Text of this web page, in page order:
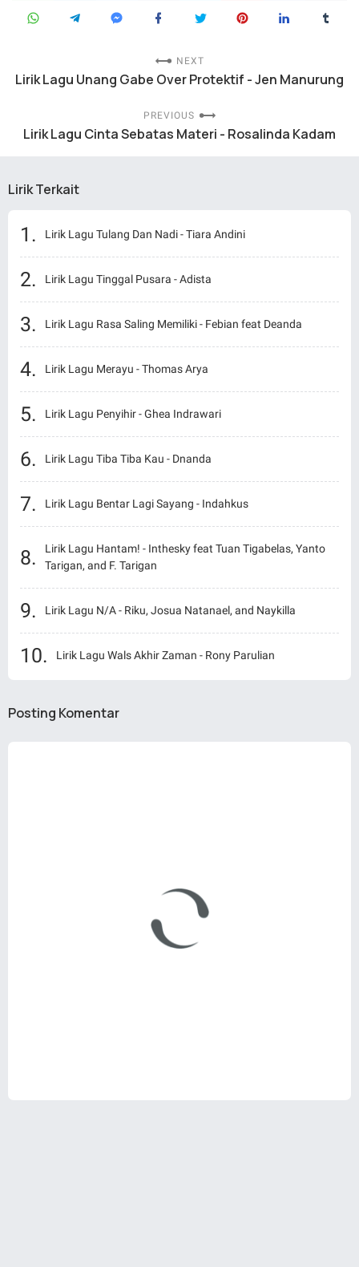
NEXT
Lirik Lagu Unang Gabe Over Protektif - Jen Manurung
PREVIOUS
Lirik Lagu Cinta Sebatas Materi - Rosalinda Kadam
Lirik Terkait
Lirik Lagu Tulang Dan Nadi - Tiara Andini
Lirik Lagu Tinggal Pusara - Adista
Lirik Lagu Rasa Saling Memiliki - Febian feat Deanda
Lirik Lagu Merayu - Thomas Arya
Lirik Lagu Penyihir - Ghea Indrawari
Lirik Lagu Tiba Tiba Kau - Dnanda
Lirik Lagu Bentar Lagi Sayang - Indahkus
Lirik Lagu Hantam! - Inthesky feat Tuan Tigabelas, Yanto
Tarigan, and F. Tarigan
Lirik Lagu N/A - Riku, Josua Natanael, and Naykilla
Lirik Lagu Wals Akhir Zaman - Rony Parulian
Posting Komentar